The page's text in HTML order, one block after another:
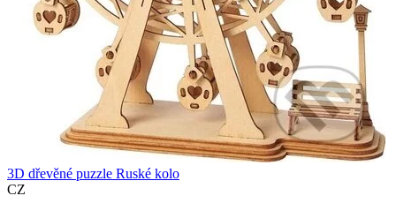
3D dřevěné puzzle Ruské kolo
CZ